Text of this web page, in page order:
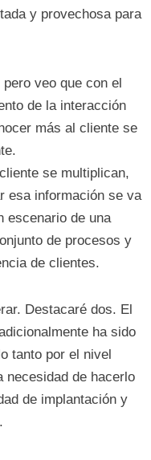
y provechosa para
veo que con el
de la interacción
más al cliente se
se multiplican,
esa información se va
escenario de una
de procesos y
de clientes.
Destacaré dos. El
ha sido
tanto por el nivel
necesidad de hacerlo
de implantación y